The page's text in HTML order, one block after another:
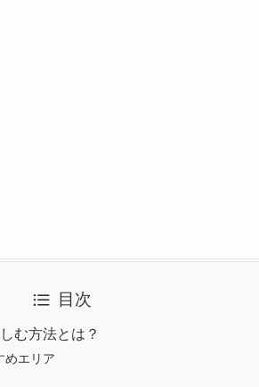
目次
む方法とは？
めエリア